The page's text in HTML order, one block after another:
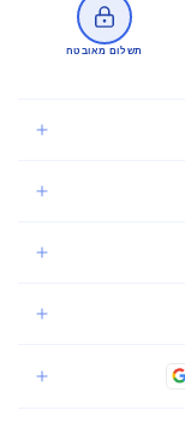
תשלום מאובטח